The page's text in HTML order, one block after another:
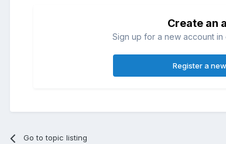
Create an
Sign up for a new account in
Register a
Go to topic listing